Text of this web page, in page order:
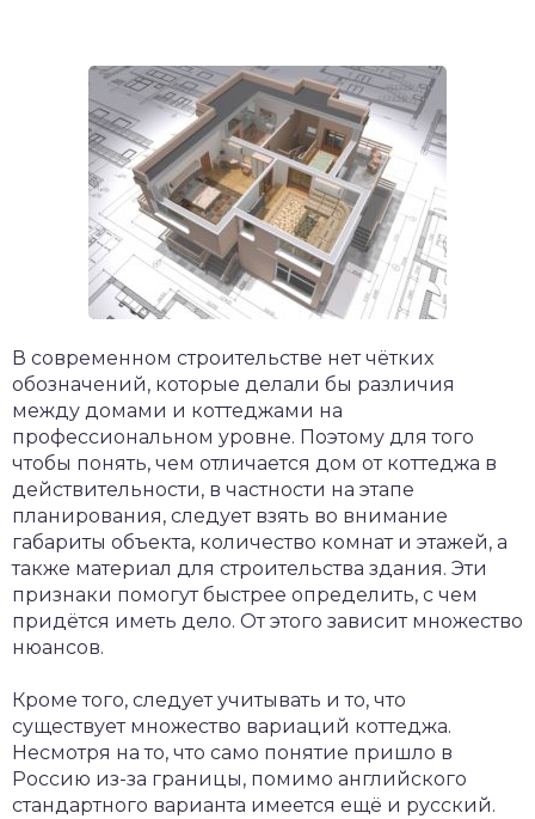
В современном строительстве нет чётких
обозначений, которые делали бы различия
между домами и коттеджами на
профессиональном уровне. Поэтому для того
чтобы понять, чем отличается дом от коттеджа в
действительности, в частности на этапе
планирования, следует взять во внимание
габариты объекта, количество комнат и этажей, а
также материал для строительства здания. Эти
признаки помогут быстрее определить, с чем
придётся иметь дело. От этого зависит множество
нюансов.
Кроме того, следует учитывать и то, что
существует множество вариаций коттеджа.
Несмотря на то, что само понятие пришло в
Россию из-за границы, помимо английского
стандартного варианта имеется ещё и русский.